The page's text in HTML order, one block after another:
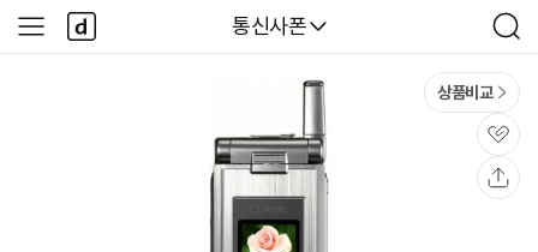
다나와
통신사폰
검
색
사
이
다
나
와
상품비교
관
심